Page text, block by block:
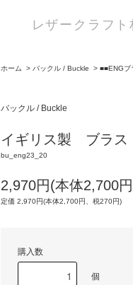
レザークラフ
ホーム > バックル / Buckle > ■■ENGブ
バックル / Buckle
イギリス製 ブラ
bu_eng23_20
2,970円(本体2,700
定価 2,970円(本体2,700円、税270円)
購入数
個